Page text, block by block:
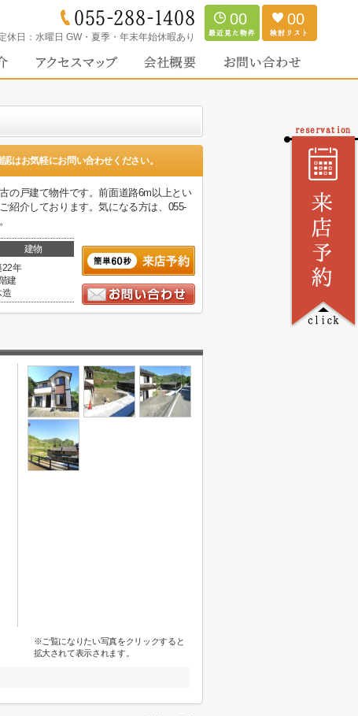
休日： 水曜日 GW・夏季・年末年始休暇あり
00 00
はお気軽にお問い合わせください。
の戸建て物件です。前面道路6m以上とい
紹介しております。気になる方は、055-
建物
22年
建
造
※ご覧になりたい写真をクリックすると
拡大されて表示されます。